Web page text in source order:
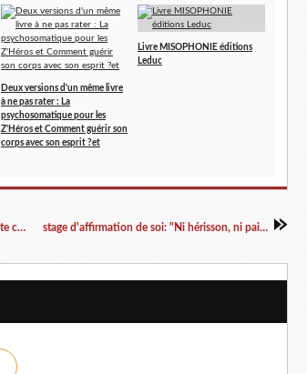
Deux versions d'un même livre
à ne pas rater : La
psychosomatique pour les
Z'Héros et Comment guérir son
corps avec son esprit ?et
Livre MISOPHONIE éditions
Leduc
Acouphènes et hyperacousie. Quel est le coût d'une plainte chronique ? stage d'affirmation de soi: "Ni hérisson, ni paillasson"